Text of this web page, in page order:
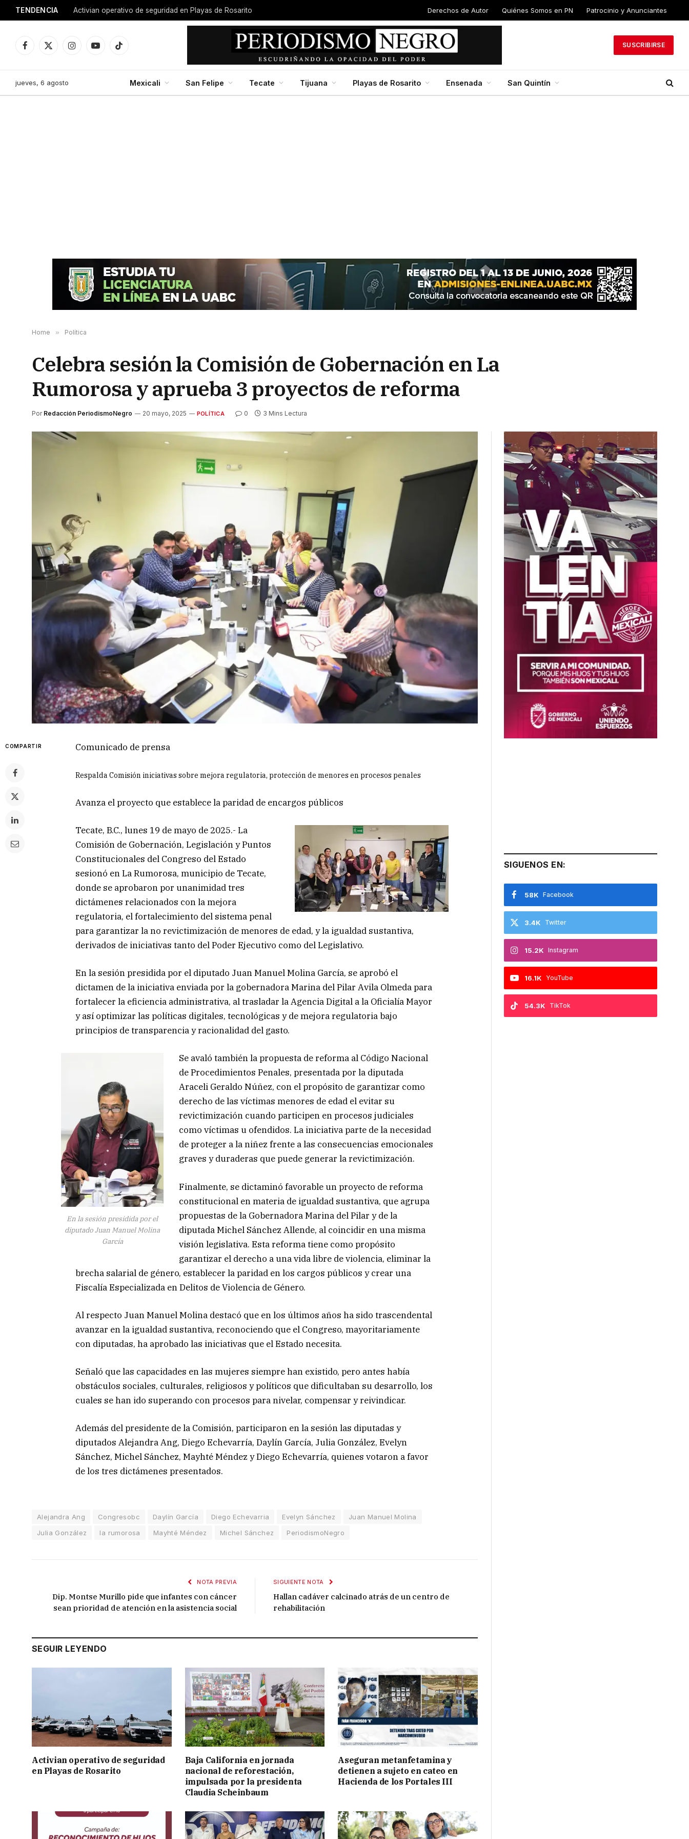
TENDENCIA Activian operativo de seguridad en Playas de Rosarito Derechos de Autor Quiénes Somos en PN Patrocinio y Anunciantes
Facebook
X
InstagramYouTubeTikTok
SUSCRIBIRSE
jueves, 6 agosto Mexicali San Felipe Tecate Tijuana Playas de Rosarito Ensenada San Quintín
Home » Política
Celebra sesión la Comisión de Gobernación en La
Rumorosa y aprueba 3 proyectos de reforma
Por Redacción PeriodismoNegro 20 mayo, 2025 POLÍTICA 0 3 Mins Lectura
COMPARTIR Comunicado de prensa
Respalda Comisión iniciativas sobre mejora regulatoria, protección de menores en procesos penales
Avanza el proyecto que establece la paridad de encargos públicos
Tecate, B.C., lunes 19 de mayo de 2025.- La
Comisión de Gobernación, Legislación y Puntos
Constitucionales del Congreso del Estado
sesionó en La Rumorosa, municipio de Tecate,
donde se aprobaron por unanimidad tres
dictámenes relacionados con la mejora
regulatoria, el fortalecimiento del sistema penal
para garantizar la no revictimización de menores de edad, y la igualdad sustantiva,
derivados de iniciativas tanto del Poder Ejecutivo como del Legislativo.
En la sesión presidida por el diputado Juan Manuel Molina García, se aprobó el
dictamen de la iniciativa enviada por la gobernadora Marina del Pilar Avila Olmeda para
fortalecer la eficiencia administrativa, al trasladar la Agencia Digital a la Oficialía Mayor
y así optimizar las políticas digitales, tecnológicas y de mejora regulatoria bajo
principios de transparencia y racionalidad del gasto.
En la sesión presidida por el
diputado Juan Manuel Molina
García
Se avaló también la propuesta de reforma al Código Nacional
de Procedimientos Penales, presentada por la diputada
Araceli Geraldo Núñez, con el propósito de garantizar como
derecho de las víctimas menores de edad el evitar su
revictimización cuando participen en procesos judiciales
como víctimas u ofendidos. La iniciativa parte de la necesidad
de proteger a la niñez frente a las consecuencias emocionales
graves y duraderas que puede generar la revictimización.
Finalmente, se dictaminó favorable un proyecto de reforma
constitucional en materia de igualdad sustantiva, que agrupa
propuestas de la Gobernadora Marina del Pilar y de la
diputada Michel Sánchez Allende, al coincidir en una misma
visión legislativa. Esta reforma tiene como propósito
garantizar el derecho a una vida libre de violencia, eliminar la
brecha salarial de género, establecer la paridad en los cargos públicos y crear una
Fiscalía Especializada en Delitos de Violencia de Género.
Al respecto Juan Manuel Molina destacó que en los últimos años ha sido trascendental
avanzar en la igualdad sustantiva, reconociendo que el Congreso, mayoritariamente
con diputadas, ha aprobado las iniciativas que el Estado necesita.
Señaló que las capacidades en las mujeres siempre han existido, pero antes había
obstáculos sociales, culturales, religiosos y políticos que dificultaban su desarrollo, los
cuales se han ido superando con procesos para nivelar, compensar y reivindicar.
Además del presidente de la Comisión, participaron en la sesión las diputadas y
diputados Alejandra Ang, Diego Echevarría, Daylín García, Julia González, Evelyn
Sánchez, Michel Sánchez, Mayhté Méndez y Diego Echevarría, quienes votaron a favor
de los tres dictámenes presentados.
Alejandra Ang Congresobc Daylín García Diego Echevarria Evelyn Sánchez
Juan Manuel Molina
Julia González
la rumorosa Mayhté Méndez Michel Sánchez PeriodismoNegro
NOTA PREVIA
Dip. Montse Murillo pide que infantes con cáncer
sean prioridad de atención en la asistencia social
SIGUIENTE NOTA
Hallan cadáver calcinado atrás de un centro de
rehabilitación
SEGUIR LEYENDO
Activian operativo de seguridad
en Playas de Rosarito
Baja California en jornada
nacional de reforestación,
impulsada por la presidenta
Claudia Scheinbaum
Aseguran metanfetamina y
detienen a sujeto en cateo en
Hacienda de los Portales III
SIGUENOS EN:
Facebook
58K
Twitter
3.4K
Instagram
15.2K
YouTube
16.1K
TikTok
54.3K